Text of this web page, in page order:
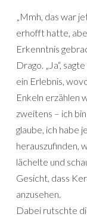
„Mmh, das war
erhofft hatte,
Erkenntnis
Drago. „Ja“,
ein Erlebnis,
Enkeln erzählen
zweitens – ich
glaube, ich habe
herauszufinden,
lächelte und
Gesicht, dass
anzusehen.
Dabei rutschte